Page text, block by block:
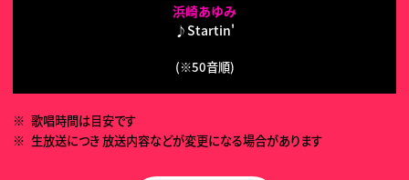
浜崎あゆみ
♪Startin'
(※50音順)
歌唱時間は目安です
生放送につき 放送内容などが変更になる場合があります